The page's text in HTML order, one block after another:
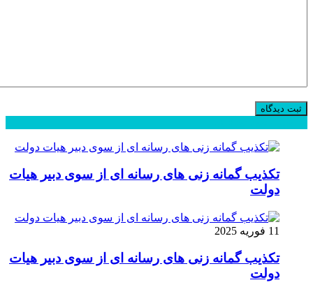
تکذیب گمانه زنی های رسانه ای از سوی دبیر هیات
دولت
11 فوریه 2025
تکذیب گمانه زنی های رسانه ای از سوی دبیر هیات
دولت